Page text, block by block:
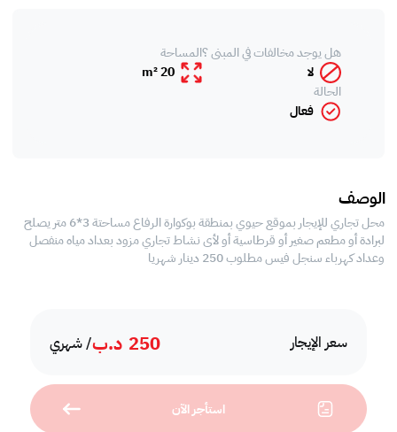
سعر الإيجار 250 د.ب/ شهري
استأجر الآن
هل يوجد مخالفات في المبنى ؟
لا
المساحة
20 m²
الحالة
فعال
الوصف
محل تجاري للإيجار بموقع حيوي بمنطقة بوكوارة الرفاع مساحتة 3*6 متر يصلح
لبرادة أو مطعم صغير أو قرطاسية أو لأى نشاط تجاري مزود بعداد مياه منفصل
وعداد كهرباء سنجل فيس مطلوب 250 دينار شهريا